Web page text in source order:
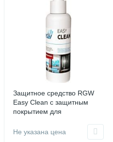
Защитное средство RGW
Easy Clean с защитным
покрытием для
Не указана цена